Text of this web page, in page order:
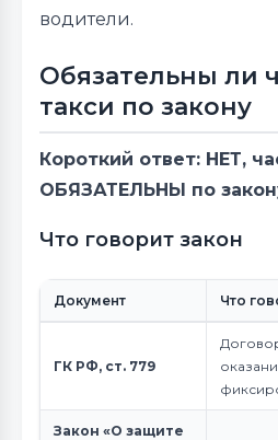
водители.
Обязательны ли
такси по закону
Короткий ответ: НЕТ,
ОБЯЗАТЕЛЬНЫ по
Что говорит закон
Документ Что
ГК РФ, ст. 779
Закон «О защите